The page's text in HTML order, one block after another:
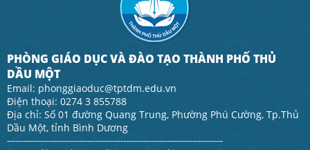
PHÒNG GIÁO DỤC VÀ ĐÀO TẠO THÀNH PHỐ THỦ
DẦU MỘT
Email: phonggiaoduc@tptdm.edu.vn
Điện thoại: 0274 3 855788
Địa chỉ: Số 01 đường Quang Trung, Phường Phú Cường, Tp.Thủ
Dầu Một, tỉnh Bình Dương
------------------------------------------------------------------------------